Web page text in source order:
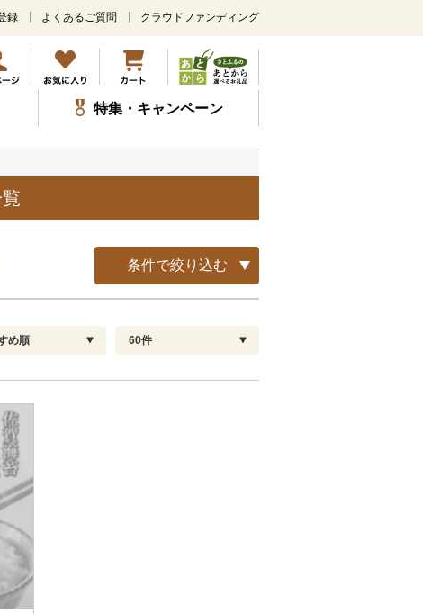
メ
ン
コ
ン
テ
ツ
ッ
録 よくあるご質問 クラウドファンディング
特集・キャンペーン
条件で絞り込む
除
配送指定 解除
お届け日時指定可
め順
ー件数順
評価順
額が高い順
額が低い順
60件